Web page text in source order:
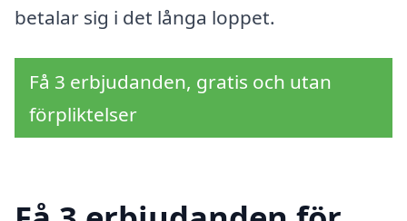
betalar sig i det långa loppet.
Få 3 erbjudanden, gratis och utan
förpliktelser